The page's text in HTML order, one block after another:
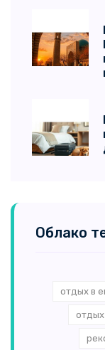
Облако
отдых в
отдых